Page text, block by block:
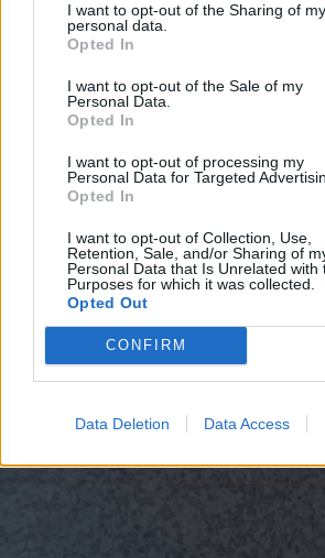
I want to opt-out of the Sharing of my
personal data.
Opted In
I want to opt-out of the Sale of my
Personal Data.
Opted In
I want to opt-out of processing my
Personal Data for Targeted
Opted In
I want to opt-out of Collection, Use,
Retention, Sale, and/or Sharing of
Personal Data that Is Unrelated with
Purposes for which it was collected.
Opted Out
CONFIRM
Data Deletion Data Access
19 Giugno 2018 - 4.516 visualizzazioni
Anche loro caldo... :-/
Buonanotte da Nuvola e Gattolino <3